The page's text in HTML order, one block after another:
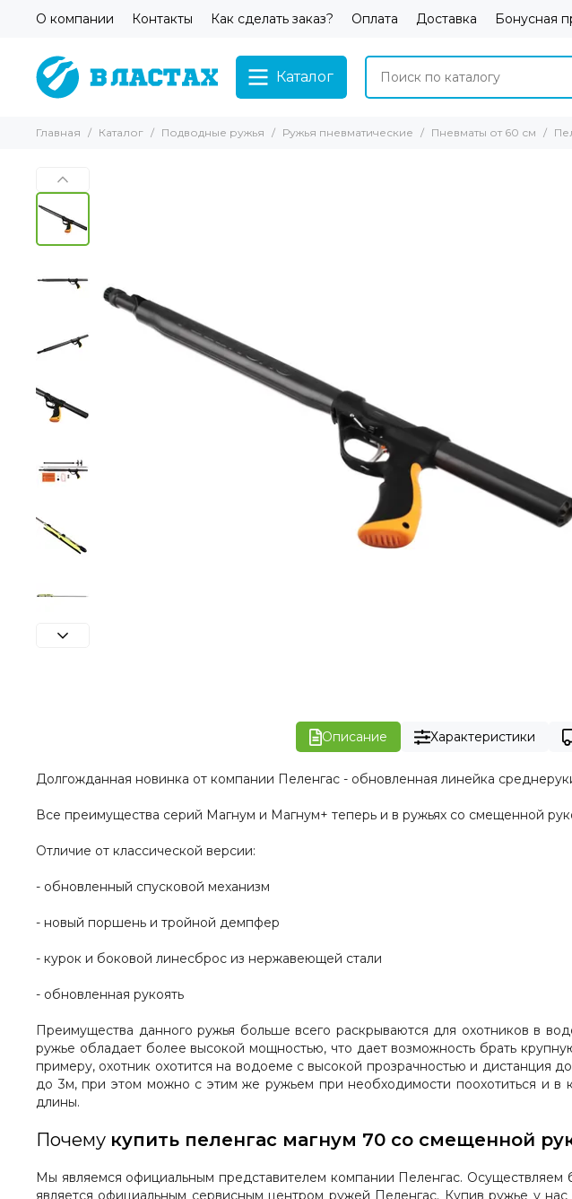
О компании Контакты Как сделать заказ? Оплата Доставка Бонусная
Каталог
Главная Каталог Подводные ружья Ружья пневматические Пневматы от 60 см
Описание Характеристики
Долгожданная новинка от компании Пеленгас - обновленная линейка
Все преимущества серий Магнум и Магнум+ теперь и в ружьях со смещенной
Отличие от классической версии:
- обновленный спусковой механизм
- новый поршень и тройной демпфер
- курок и боковой линесброс из нержавеющей стали
- обновленная рукоять
Преимущества данного ружья больше всего раскрываются для охотников в
ружье обладает более высокой мощностью, что дает возможность брать
примеру, охотник охотится на водоеме с высокой прозрачностью и дистанция
до 3м, при этом можно с этим же ружьем при необходимости поохотиться и
длины.
Почему купить пеленгас магнум 70 со смещенной
Мы являемся официальным представителем компании Пеленгас.
является официальным сервисным центром ружей Пеленгас. Купив ружье у